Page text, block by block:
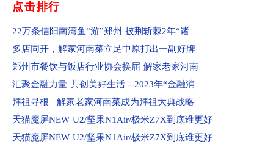
已受理：河南省郑州金水区群众投诉郑州康宁南洋
已受理：佛山消费者梁女士投诉Owhat
已收到：消费者投诉新蔡县共享电动车
已收到：业主投诉焦作市常绿林溪谷
已受理：郑州市消费者投诉河南移动
已收到：业主投诉永城市观湖壹号
已受理：海南孟女士投诉京东
已受理：河南洛阳市群众投诉洛阳百汇城
点击排行
22万条信阳南湾鱼“游”郑州 披荆斩棘2年“诸
多店同开，解家河南菜立足中原打出一副好牌
郑州市餐饮与饭店行业协会换届 解家老家河南
汇聚金融力量 共创美好生活 --2023年“金融消
拜祖寻根 | 解家老家河南菜成为拜祖大典战略
天猫魔屏NEW U2/坚果N1Air/极米Z7X到底谁更好
天猫魔屏NEW U2/坚果N1Air/极米Z7X到底谁更好